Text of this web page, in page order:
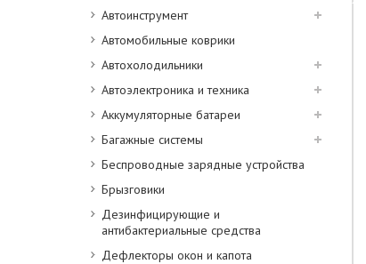
Автоинструмент
Автомобильные коврики
Автохолодильники
Автоэлектроника и техника
Аккумуляторные батареи
Багажные системы
Беспроводные зарядные устройства
Брызговики
Дезинфицирующие и
антибактериальные средства
Дефлекторы окон и капота